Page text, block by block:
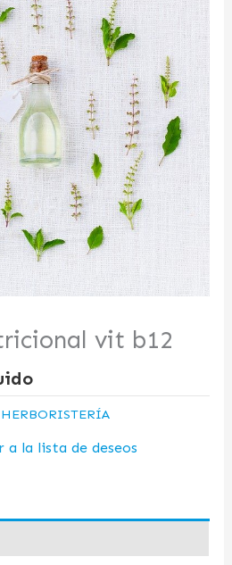
vit b12
HERBORISTERÍA
a la lista de deseos